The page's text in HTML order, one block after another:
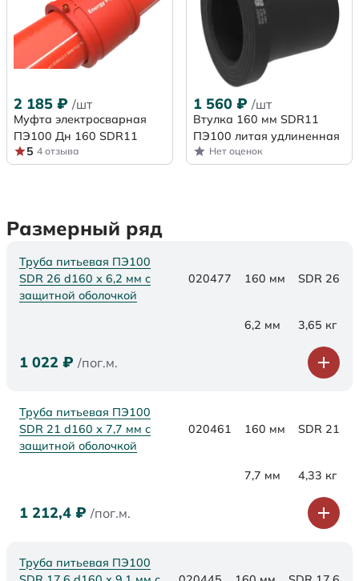
2 185 ₽ /шт
Муфта электросварная
ПЭ100 Дн 160 SDR11
5 4 отзыва
1 560 ₽ /шт
Втулка 160 мм SDR11
ПЭ100 литая удлиненная
Нет оценок
Размерный ряд
Труба питьевая ПЭ100
SDR 26 d160 х 6,2 мм с
защитной оболочкой
020477 160 мм SDR 26
6,2 мм 3,65 кг
1 022 ₽ /пог.м.
Труба питьевая ПЭ100
SDR 21 d160 х 7,7 мм с
защитной оболочкой
020461 160 мм SDR 21
7,7 мм 4,33 кг
1 212,4 ₽ /пог.м.
Труба питьевая ПЭ100